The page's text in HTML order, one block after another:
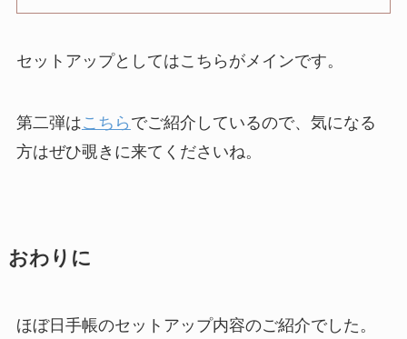
セットアップとしてはこちらがメインです。
第二弾はこちら でご紹介しているので、気になる
方はぜひ覗きに来てくださいね。
おわりに
ほぼ日手帳のセットアップ内容のご紹介でした。